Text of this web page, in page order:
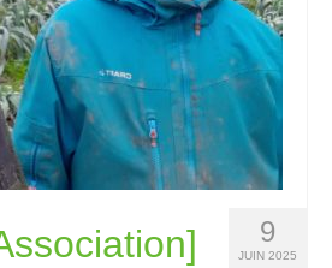
9
JUIN 2025